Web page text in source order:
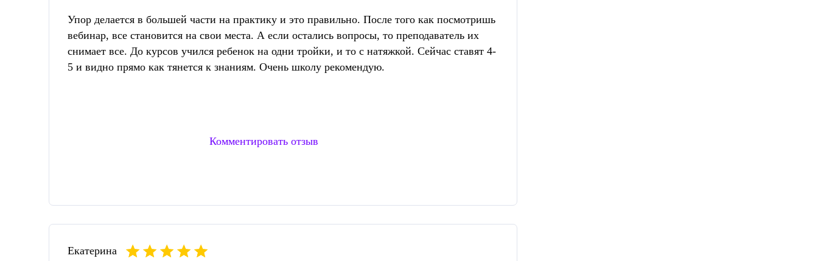
Упор делается в большей части на практику и это правильно. После того как посмотришь
вебинар, все становится на свои места. А если остались вопросы, то преподаватель их
снимает все. До курсов учился ребенок на одни тройки, и то с натяжкой. Сейчас ставят 4-
5 и видно прямо как тянется к знаниям. Очень школу рекомендую.
Комментировать отзыв
Екатерина